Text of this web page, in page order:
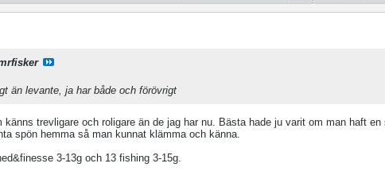
än levante, ja har både och förövrigt
trevligare och roligare än de jag har nu. Bästa hade ju varit om man haft en
spön hemma så man kunnat klämma och känna.
3-13g och 13 fishing 3-15g.